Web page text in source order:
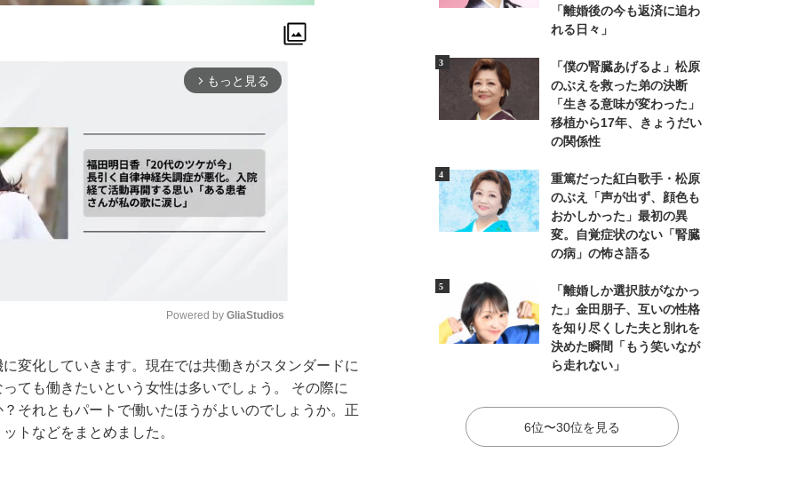
arrow_forward_ios もっと見る
Mute
Powered by GliaStudios
変化していきます。現在では共働きがスタンダードに
ても働きたいという女性は多いでしょう。 その際に
それともパートで働いたほうがよいのでしょうか。正
トなどをまとめました。
「離婚後の今も返済に追わ
れる日々」
「僕の腎臓あげるよ」松原
のぶえを救った弟の決断
「生きる意味が変わった」
移植から17年、きょうだい
の関係性
重篤だった紅白歌手・松原
のぶえ「声が出ず、顔色も
おかしかった」最初の異
変。自覚症状のない「腎臓
の病」の怖さ語る
「離婚しか選択肢がなかっ
た」金田朋子、互いの性格
を知り尽くした夫と別れを
決めた瞬間「もう笑いなが
ら走れない」
6位〜30位を見る